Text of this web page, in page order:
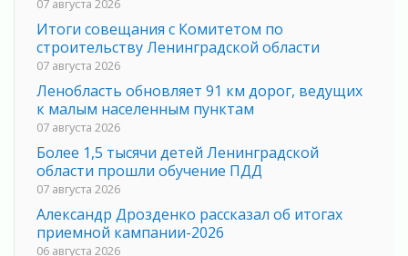
07 августа 2026
Итоги совещания с Комитетом по
строительству Ленинградской области
07 августа 2026
Ленобласть обновляет 91 км дорог, ведущих
к малым населенным пунктам
07 августа 2026
Более 1,5 тысячи детей Ленинградской
области прошли обучение ПДД
07 августа 2026
Александр Дрозденко рассказал об итогах
приемной кампании-2026
06 августа 2026